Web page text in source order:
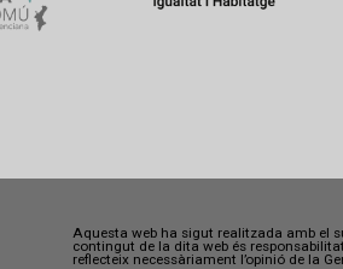
Aquesta web ha sigut realitzada amb el
contingut de la dita web és
reflecteix necessàriament l’opinió de la